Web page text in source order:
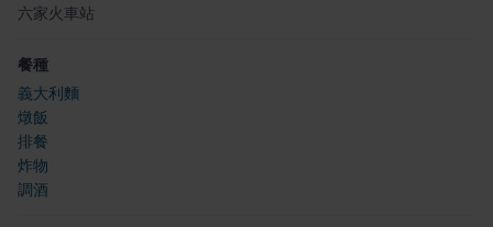
六家火車站
餐種
義大利麵
燉飯
排餐
炸物
調酒